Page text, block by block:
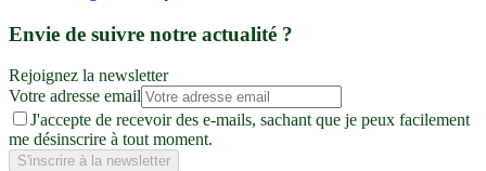
Envie de suivre notre actualité ?
Rejoignez la newsletter
Votre adresse email
J'accepte de recevoir des e-mails, sachant que je peux facilement
me désinscrire à tout moment.
S'inscrire à la newsletter